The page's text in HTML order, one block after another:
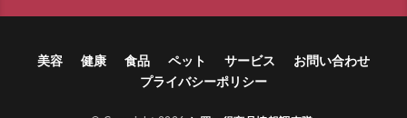
美容 健康 食品 ペット サービス
お問い合わせ
プライバシーポリシー